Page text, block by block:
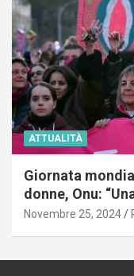
ATTUALITÀ
Giornata
donne, Onu:
Novembre 25, 2024